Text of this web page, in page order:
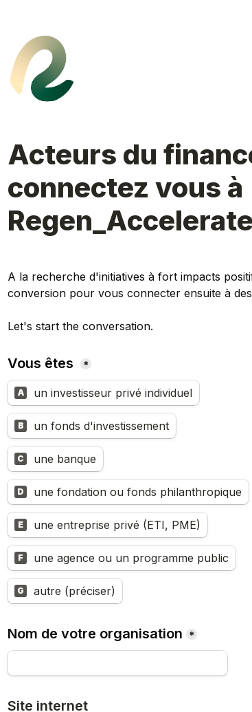
Acteurs du
connectez vous à
Regen_Accelerate
A la recherche d'initiatives à fort impacts
conversion pour vous connecter ensuite à
Let's start the conversation.
Vous êtes *
A un investisseur privé individuel
B un fonds d'investissement
C une banque
D une fondation ou fonds philanthropique
E une entreprise privé (ETI, PME)
F une agence ou un programme public
G autre (préciser)
Nom de votre organisation *
Site internet